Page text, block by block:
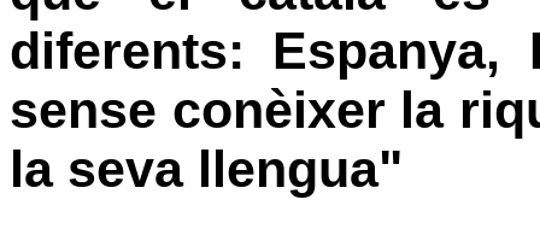
diferents:
sense conèixer la
la seva llengua"